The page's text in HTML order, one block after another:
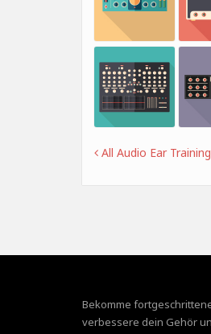
All Audio Ear Training
Bekomme
verbessere dein Gehör